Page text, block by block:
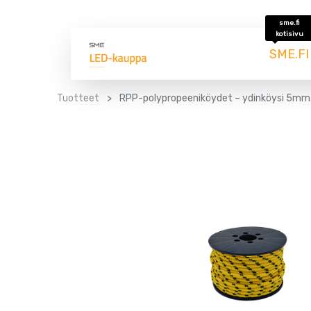
SME.FI
sme.fi
kotisivu
Tuotteet RPP-polypropeeniköydet – ydinköysi